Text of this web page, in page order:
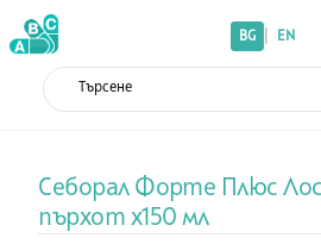
BG EN
Себорал Форте Плюс
пърхот x150 мл